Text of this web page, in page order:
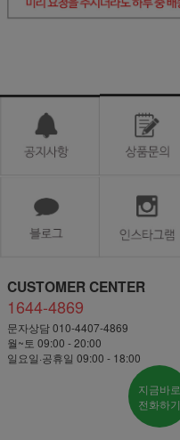
CUSTOMER CENTER
1644-4869
문자상담 010-4407-4869
월~토 09:00 - 20:00
일요일·공휴일 09:00 - 18:00
지금바로
전화하기